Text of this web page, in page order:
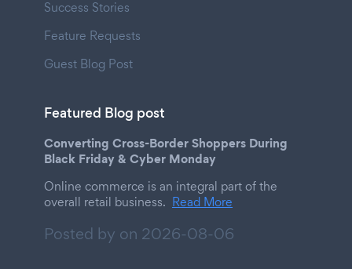
Success Stories
Feature Requests
Guest Blog Post
Featured Blog post
Converting Cross-Border Shoppers During
Black Friday & Cyber Monday
Online commerce is an integral part of the
overall retail business. Read More
Posted by on 2026-08-06